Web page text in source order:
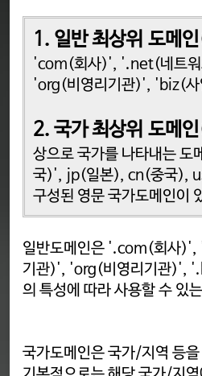
1. 일반 최상위 도메
'com(회사)', '.net(네트워
'org(비영리기관)', 'biz(
2. 국가 최상위 도메
상으로 국가를 나타내는
국)', jp(일본), cn(중국),
구성된 영문 국가도메인이
일반도메인은 '.com(회사)',
기관)', 'org(비영리기관)',
의 특성에 따라 사용할 수 있
국가도메인은 국가/지역 등